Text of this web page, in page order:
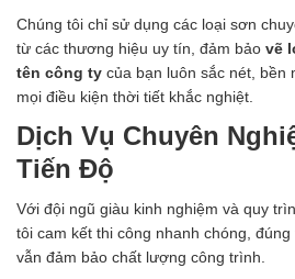
Chúng tôi chỉ sử dụng các loại sơn
từ các thương hiệu uy tín, đảm bảo vẽ
tên công ty của bạn luôn sắc nét, bền
mọi điều kiện thời tiết khắc nghiệt.
Dịch Vụ Chuyên
Tiến Độ
Với đội ngũ giàu kinh nghiệm và quy
tôi cam kết thi công nhanh chóng,
vẫn đảm bảo chất lượng công trình.